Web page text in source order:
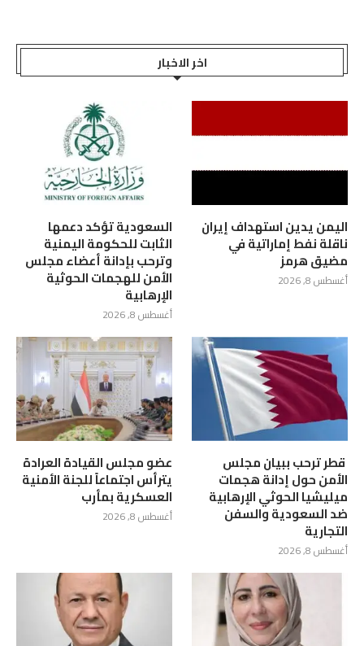
اخر الاخبار
اليمن يدين استهداف إيران
ناقلة نفط إماراتية في
مضيق هرمز
أغسطس 8, 2026
السعودية تؤكد دعمها
الثابت للحكومة اليمنية
وترحب بإدانة أعضاء مجلس
الأمن للهجمات الحوثية
الإرهابية
أغسطس 8, 2026
‏ قطر ترحب ببيان مجلس
الأمن حول إدانة هجمات
ميليشيا الحوثي الإرهابية
ضد السعودية والسفن
التجارية
أغسطس 8, 2026
عضو مجلس القيادة العرادة
يترأس اجتماعاً للجنة الأمنية
العسكرية بمأرب
أغسطس 8, 2026